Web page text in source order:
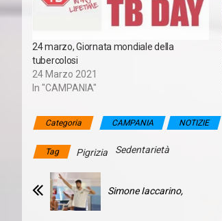
24 marzo, Giornata mondiale della
tubercolosi
24 Marzo 2021
In "CAMPANIA"
Categoria CAMPANIA NOTIZIE
Tag Pigrizia Sedentarietà
Simone Iaccarino,